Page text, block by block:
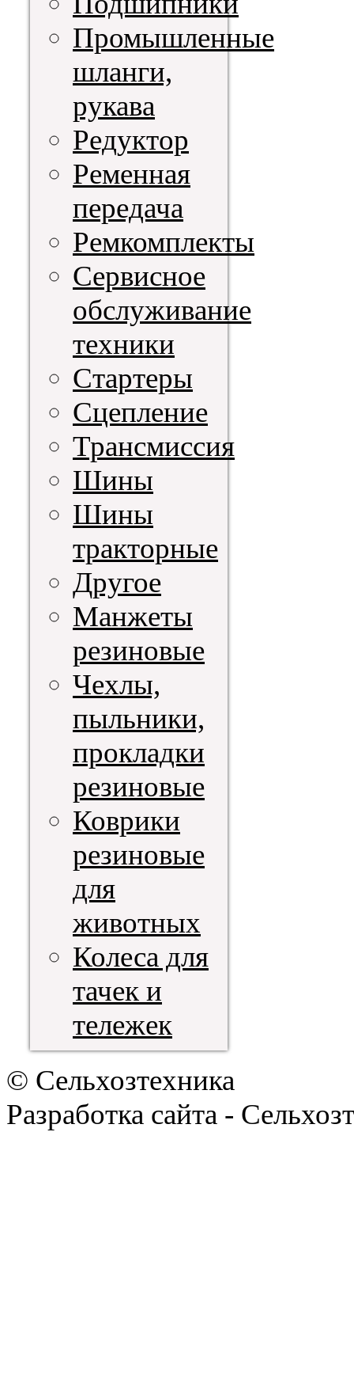
Промышленные
шланги,
рукава
Редуктор
Ременная
передача
Ремкомплекты
Сервисное
обслуживание
техники
Стартеры
Сцепление
Трансмиссия
Шины
Шины
тракторные
Другое
Манжеты
резиновые
Чехлы,
пыльники,
прокладки
резиновые
Коврики
резиновые
для
животных
Колеса для
тачек и
тележек
© Сельхозтехника
Разработка сайта -